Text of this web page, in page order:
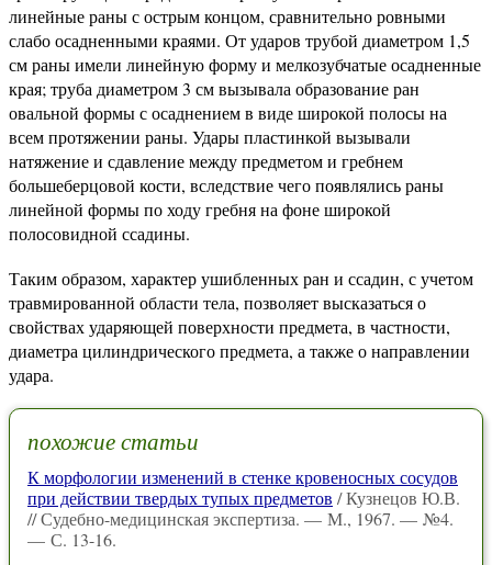
линейные раны с острым концом, сравнительно ровными
слабо осадненными краями. От ударов трубой диаметром 1,5
см раны имели линейную форму и мелкозубчатые осадненные
края; труба диаметром 3 см вызывала образование ран
овальной формы с осаднением в виде широкой полосы на
всем протяжении раны. Удары пластинкой вызывали
натяжение и сдавление между предметом и гребнем
большеберцовой кости, вследствие чего появлялись раны
линейной формы по ходу гребня на фоне широкой
полосовидной ссадины.
Таким образом, характер ушибленных ран и ссадин, с учетом
травмированной области тела, позволяет высказаться о
свойствах ударяющей поверхности предмета, в частности,
диаметра цилиндрического предмета, а также о направлении
удара.
похожие статьи
К морфологии изменений в стенке кровеносных сосудов
при действии твердых тупых предметов / Кузнецов Ю.В.
// Судебно-медицинская экспертиза. — М., 1967. — №4.
— С. 13-16.